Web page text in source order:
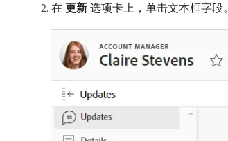
在​ 更新 ​选项卡上，单击文本框字段。